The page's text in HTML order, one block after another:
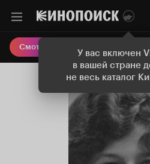
У вас включен
в вашей стране
не весь каталог
Смотреть кино